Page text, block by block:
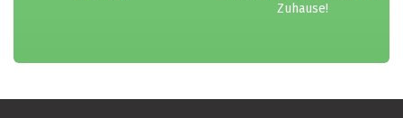
Zuhause!